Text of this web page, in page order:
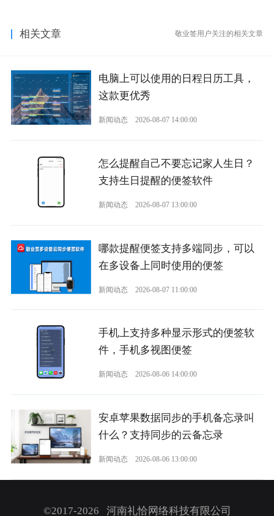
相关文章 敬业签用户关注的相关文章
电脑上可以使用的日程日历工具，
这款更优秀
新闻动态 2026-08-07 14:00:00
怎么提醒自己不要忘记家人生日？
支持生日提醒的便签软件
新闻动态 2026-08-07 13:00:00
哪款提醒便签支持多端同步，可以
在多设备上同时使用的便签
新闻动态 2026-08-07 11:00:00
手机上支持多种显示形式的便签软
件，手机多视图便签
新闻动态 2026-08-06 14:00:00
安卓苹果数据同步的手机备忘录叫
什么？支持同步的云备忘录
新闻动态 2026-08-06 13:00:00
©2017-2026 河南礼恰网络科技有限公司